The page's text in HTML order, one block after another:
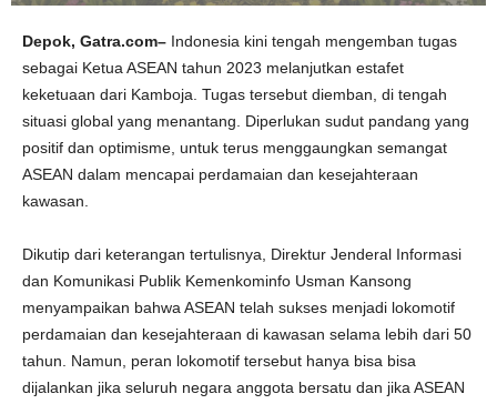
Depok, Gatra.com– Indonesia kini tengah mengemban tugas
sebagai Ketua ASEAN tahun 2023 melanjutkan estafet
keketuaan dari Kamboja. Tugas tersebut diemban, di tengah
situasi global yang menantang. Diperlukan sudut pandang yang
positif dan optimisme, untuk terus menggaungkan semangat
ASEAN dalam mencapai perdamaian dan kesejahteraan
kawasan.
Dikutip dari keterangan tertulisnya, Direktur Jenderal Informasi
dan Komunikasi Publik Kemenkominfo Usman Kansong
menyampaikan bahwa ASEAN telah sukses menjadi lokomotif
perdamaian dan kesejahteraan di kawasan selama lebih dari 50
tahun. Namun, peran lokomotif tersebut hanya bisa bisa
dijalankan jika seluruh negara anggota bersatu dan jika ASEAN